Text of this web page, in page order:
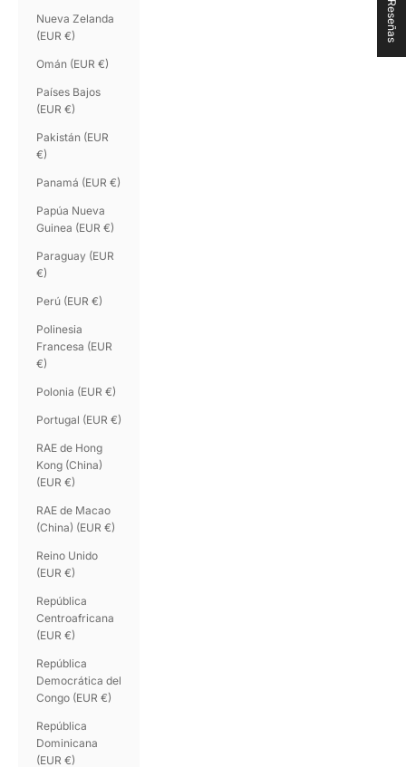
Nueva Zelanda
(EUR €)
Omán (EUR €)
Países Bajos
(EUR €)
Pakistán (EUR
€)
Panamá (EUR €)
Papúa Nueva
Guinea (EUR €)
Paraguay (EUR
€)
Perú (EUR €)
Polinesia
Francesa (EUR
€)
Polonia (EUR €)
Portugal (EUR €)
RAE de Hong
Kong (China)
(EUR €)
RAE de Macao
(China) (EUR €)
Reino Unido
(EUR €)
República
Centroafricana
(EUR €)
República
Democrática del
Congo (EUR €)
República
Dominicana
(EUR €)
★ Reseñas